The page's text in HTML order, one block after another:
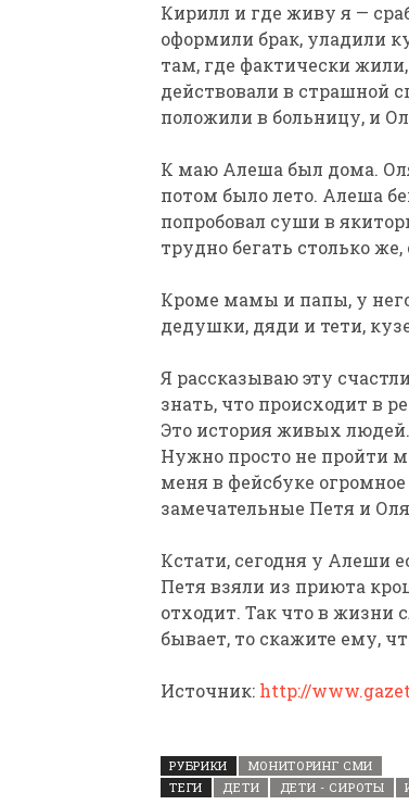
Кирилл и где живу я —
оформили брак, уладили
там, где фактически
действовали в страшной
положили в больницу, и
К маю Алеша был дома.
потом было лето. Алеша
попробовал суши в
трудно бегать столько
Кроме мамы и папы, у
дедушки, дяди и тети,
Я рассказываю эту
знать, что происходит в
Это история живых
Нужно просто не пройти
меня в фейсбуке
замечательные Петя и
Кстати, сегодня у Алеши
Петя взяли из приюта
отходит. Так что в жизни
бывает, то скажите ему,
Источник: http://
РУБРИКИ
МОНИТОРИНГ СМИ
ТЕГИ
ДЕТИ ДЕТИ - СИРОТЫ